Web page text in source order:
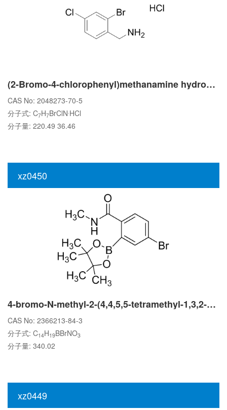
(2-Bromo-4-chlorophenyl)methanamine hydrochloride
CAS No: 2048273-70-5
分子式: C7H7BrClN HCl
分子量: 220.49 36.46
xz0450
4-bromo-N-methyl-2-(4,4,5,5-tetramethyl-1,3,2-dioxaborolan-2-yl)benzamide
CAS No: 2366213-84-3
分子式: C14H19BBrNO3
分子量: 340.02
xz0449